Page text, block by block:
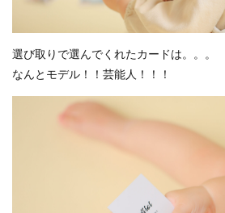
選び取りで選んでくれたカードは。。。
なんとモデル！！芸能人！！！